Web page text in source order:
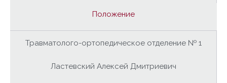
Положение
Травматолого-ортопедическое отделение № 1
Ластевский Алексей Дмитриевич